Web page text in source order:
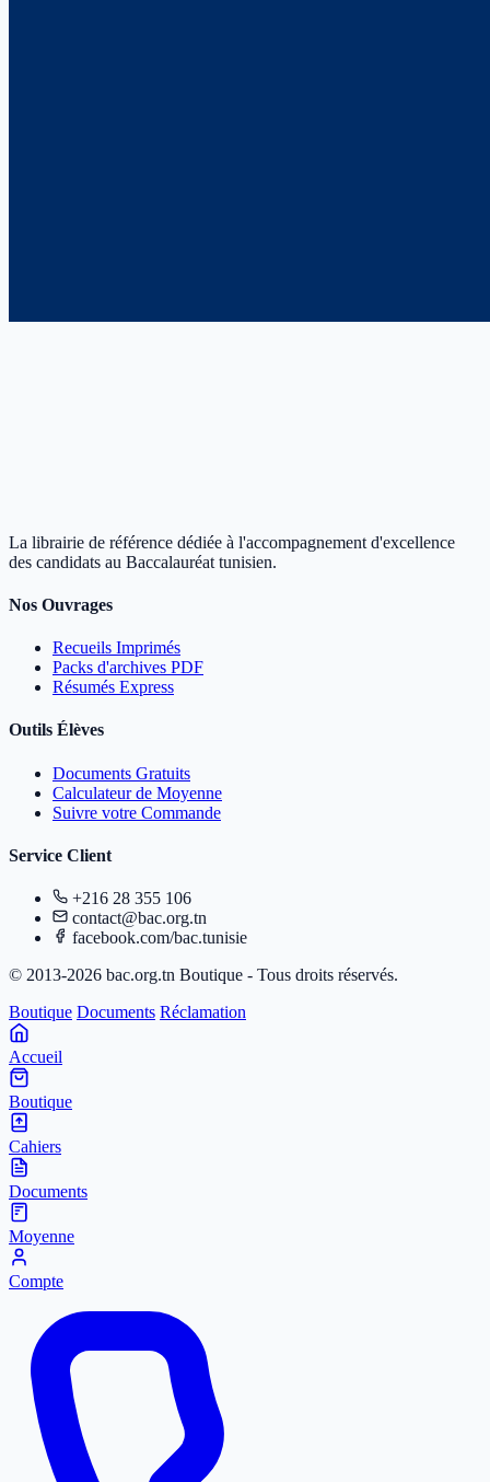
La librairie de référence dédiée à l'accompagnement d'excellence
des candidats au Baccalauréat tunisien.
Nos Ouvrages
Recueils Imprimés
Packs d'archives PDF
Résumés Express
Outils Élèves
Documents Gratuits
Calculateur de Moyenne
Suivre votre Commande
Service Client
+216 28 355 106
contact@bac.org.tn
facebook.com/bac.tunisie
© 2013-2026 bac.org.tn Boutique - Tous droits réservés.
Boutique Documents Réclamation
Accueil
Boutique
Cahiers
Documents
Moyenne
Compte